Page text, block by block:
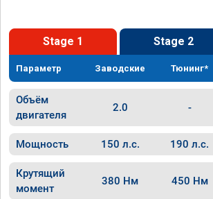
Stage 1 Stage 2
Параметр Заводские Тюнинг*
Объём
двигателя
2.0 -
Мощность 150 л.с. 190 л.с.
Крутящий
момент
380 Нм 450 Нм